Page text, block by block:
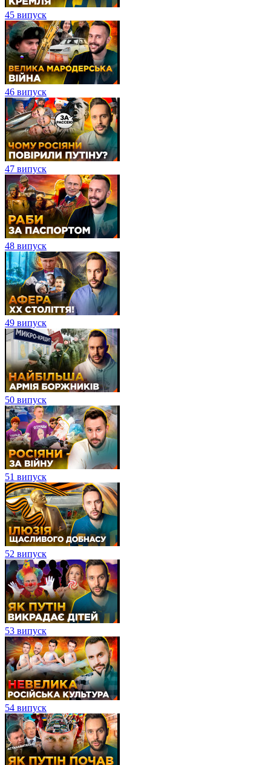
45 випуск
46 випуск
47 випуск
48 випуск
49 випуск
50 випуск
51 випуск
52 випуск
53 випуск
54 випуск